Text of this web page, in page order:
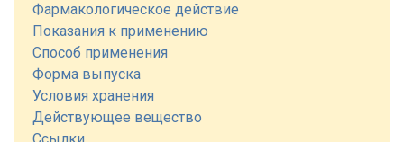
Фармакологическое действие
Показания к применению
Способ применения
Форма выпуска
Условия хранения
Действующее вещество